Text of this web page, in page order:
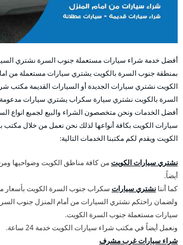
أفضل خدمة شراء سيارات مستعملة جنوب السرة نشتري
بمنطقة جنوب السرة بالكويت يشتري سيارات مستعملة من
الكويت نشتري سيارات الجديدة أو السيارات القديمة مكتب
السرة بالكويت نشتري سيارة سكراب يشتري سيارات
أفضل الخدمات ونحن متخصصون الشراء والبيع لجميع انواع
سيارات الكويت بكافة أنواعها لذلك نحن نعمل من خلال
الكويت ويقدم لكم مكتبنا الخدمات التالية:
نشتري سيارات الكويتمن كافة مناطق الكويت وضواحيها
أيضاً.
كما أننا نشتري سيارات سكراب جنوب السرة الكويت بأسعار
ولضمان راحتكم نشتري السيارات من أمام المنزل جنوب السرة
سيارات مستعملة جنوب السرة الكويت.
ونعمل أيضاً في مكتب شراء سيارات الكويت خدمة 24 ساعة.
شراء سيارات غرب مشرف